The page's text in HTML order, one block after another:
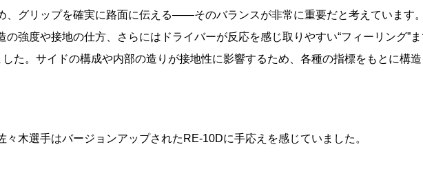
、グリップを確実に路面に伝える――そのバランスが非常に重要だと考えています
の強度や接地の仕方、さらにはドライバーが反応を感じ取りやすい“フィーリング”
した。サイドの構成や内部の造りが接地性に影響するため、各種の指標をもとに構
々木選手はバージョンアップされたRE-10Dに手応えを感じていました。